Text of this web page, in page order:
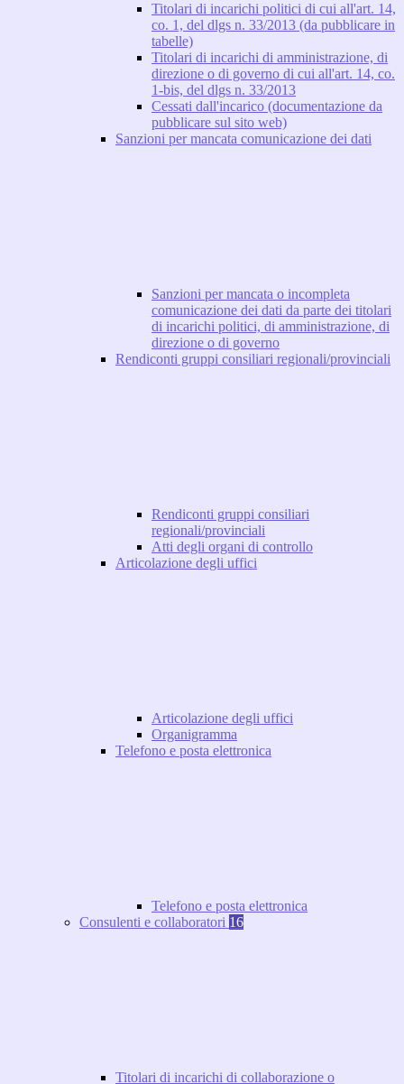
Titolari di incarichi politici di cui all'art. 14,
co. 1, del dlgs n. 33/2013 (da pubblicare in
tabelle)
Titolari di incarichi di amministrazione, di
direzione o di governo di cui all'art. 14, co.
1-bis, del dlgs n. 33/2013
Cessati dall'incarico (documentazione da
pubblicare sul sito web)
Sanzioni per mancata comunicazione dei dati
Sanzioni per mancata o incompleta
comunicazione dei dati da parte dei titolari
di incarichi politici, di amministrazione, di
direzione o di governo
Rendiconti gruppi consiliari regionali/provinciali
Rendiconti gruppi consiliari
regionali/provinciali
Atti degli organi di controllo
Articolazione degli uffici
Articolazione degli uffici
Organigramma
Telefono e posta elettronica
Telefono e posta elettronica
Consulenti e collaboratori 16
Titolari di incarichi di collaborazione o